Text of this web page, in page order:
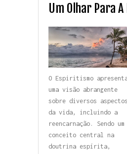
Um Olhar Para
O Espiritismo
uma visão abrangente
sobre diversos aspectos
da vida,
incluindo a
reencarnação.
Sendo um
conceito central
na
doutrina espírita,